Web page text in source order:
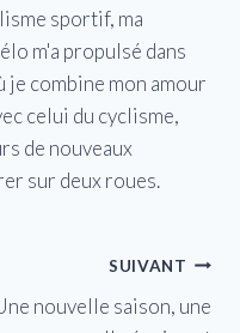
sportif, ma
m'a propulsé dans
je combine mon amour
celui du cyclisme,
de nouveaux
sur deux roues.
SUIVANT
nouvelle saison, une